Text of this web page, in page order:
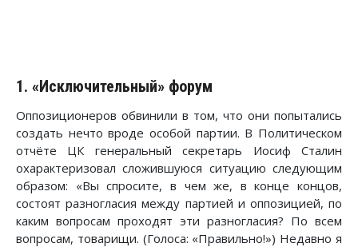
1. «Исключительный» форум
Оппозиционеров обвинили в том, что они попытались
создать нечто вроде особой партии. В Политическом
отчёте ЦК генеральный секретарь Иосиф Сталин
охарактеризовал сложившуюся ситуацию следующим
образом: «Вы спросите, в чем же, в конце концов,
состоят разногласия между партией и оппозицией, по
каким вопросам проходят эти разногласия? По всем
вопросам, товарищи. (Голоса: «Правильно!») Недавно я